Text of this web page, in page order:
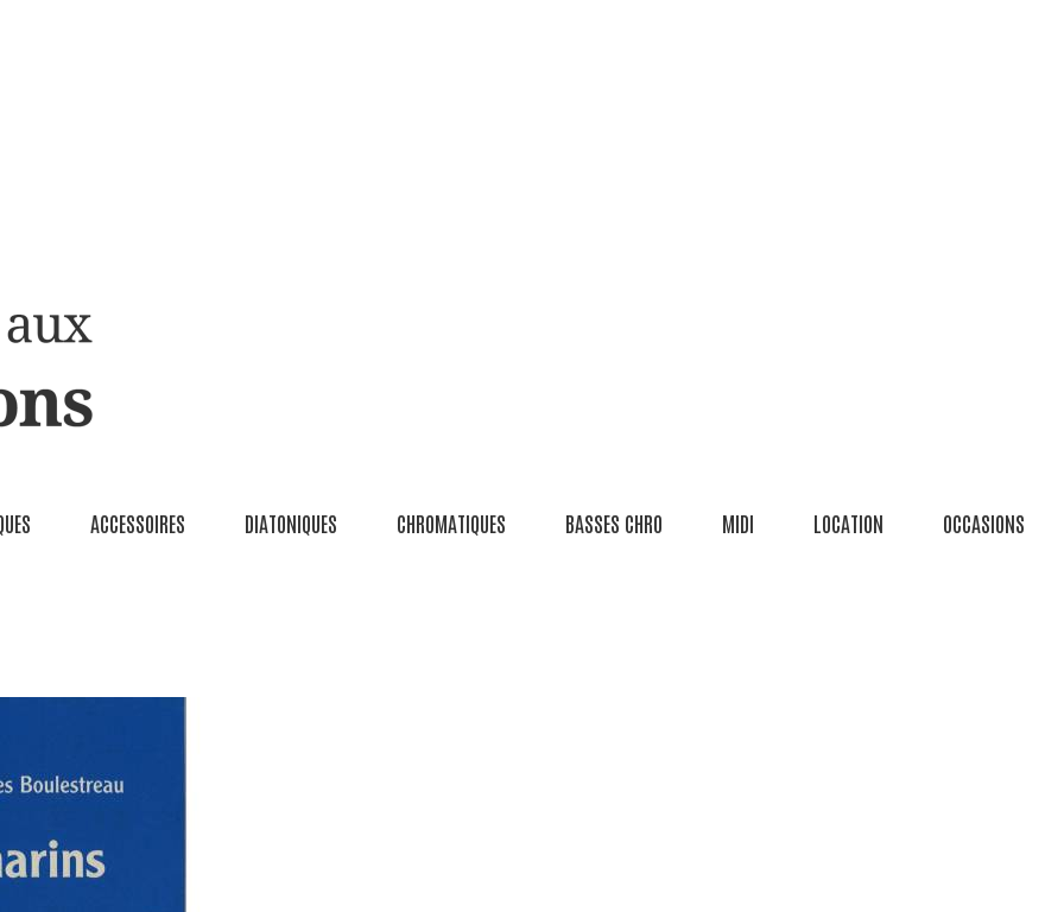
ACCESSOIRES DIATONIQUES CHROMATIQUES BASSES CHRO MIDI LOCATION OCCASIONS